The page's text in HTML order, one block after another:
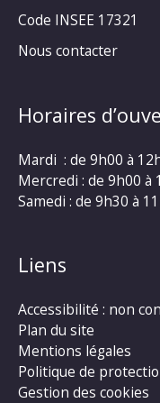
Code INSEE 17321
Nous contacter
Horaires
Mardi : de 9h00 à
Mercredi : de 9h00 à
Samedi : de 9h30 à
Liens
Accessibilité : non
Plan du site
Mentions légales
Politique de
Gestion des cookies